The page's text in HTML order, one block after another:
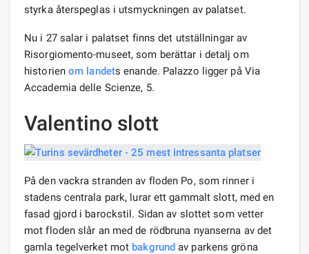
styrka återspeglas i utsmyckningen av palatset.
Nu i 27 salar i palatset finns det utställningar av
Risorgiomento-museet, som berättar i detalj om
historien om landets enande. Palazzo ligger på Via
Accademia delle Scienze, 5.
Valentino slott
På den vackra stranden av floden Po, som rinner i
stadens centrala park, lurar ett gammalt slott, med en
fasad gjord i barockstil. Sidan av slottet som vetter
mot floden slår an med de rödbruna nyanserna av det
gamla tegelverket mot bakgrund av parkens gröna